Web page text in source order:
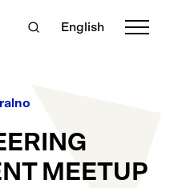
English
MEETUP